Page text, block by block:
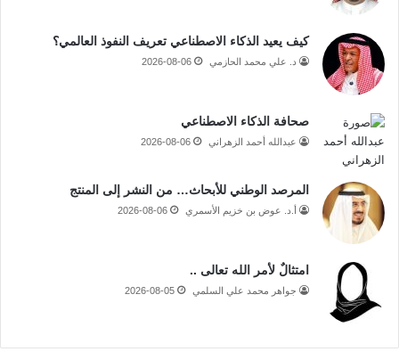
كيف يعيد الذكاء الاصطناعي تعريف النفوذ العالمي؟
د. علي محمد الحازمي 2026-08-06
صحافة الذكاء الاصطناعي
عبدالله أحمد الزهراني 2026-08-06
المرصد الوطني للأبحاث… من النشر إلى المنتج
أ.د. عوض بن خزيم الأسمري 2026-08-06
امتثالٌ لأمر الله تعالى ..
جواهر محمد علي السلمي 2026-08-05